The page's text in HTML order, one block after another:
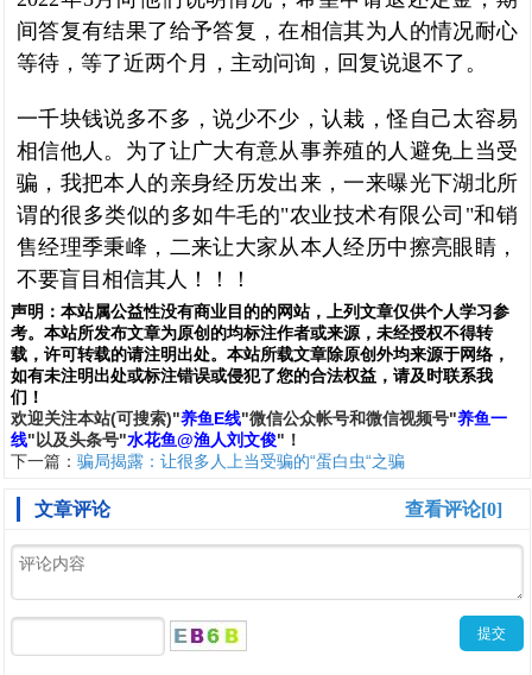
间答复有结果了给予答复，在相信其为人的情况耐心
等待，等了近两个月，主动问询，回复说退不了。
一千块钱说多不多，说少不少，认栽，怪自己太容易
相信他人。为了让广大有意从事养殖的人避免上当受
骗，我把本人的亲身经历发出来，一来曝光下湖北所
谓的很多类似的多如牛毛的"农业技术有限公司"和销
售经理季秉峰，二来让大家从本人经历中擦亮眼睛，
不要盲目相信其人！！！
声明： 本站属公益性没有商业目的的网站，上列文章仅供个人学习参
考。本站所发布文章为原创的均标注作者或来源，未经授权不得转
载，许可转载的请注明出处。本站所载文章除原创外均来源于网络，
如有未注明出处或标注错误或侵犯了您的合法权益，请及时联系我
们 ！
欢迎关注本站(可搜索)"养鱼E线"微信公众帐号和微信视频号"养鱼一
线" 以及头条号"水花鱼@渔人刘文俊"！
下一篇： 骗局揭露：让很多人上当受骗的“蛋白虫“之骗
查看评论[0]
文章评论